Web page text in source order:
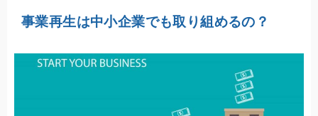
事業再生は中小企業でも取り組めるの？